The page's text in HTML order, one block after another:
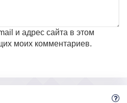
и адрес сайта в этом
моих комментариев.